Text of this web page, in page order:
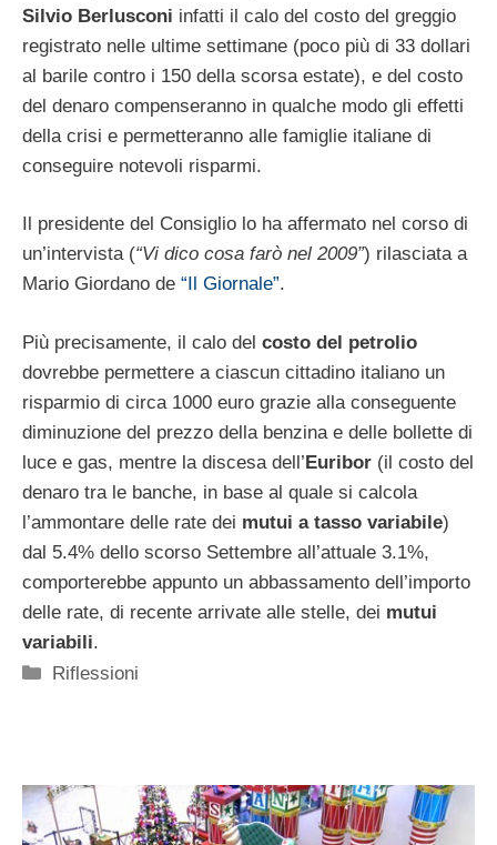
Silvio Berlusconi infatti il calo del costo del greggio
registrato nelle ultime settimane (poco più di 33 dollari
al barile contro i 150 della scorsa estate), e del costo
del denaro compenseranno in qualche modo gli effetti
della crisi e permetteranno alle famiglie italiane di
conseguire notevoli risparmi.
Il presidente del Consiglio lo ha affermato nel corso di
un’intervista (“Vi dico cosa farò nel 2009”) rilasciata a
Mario Giordano de “Il Giornale”.
Più precisamente, il calo del costo del petrolio
dovrebbe permettere a ciascun cittadino italiano un
risparmio di circa 1000 euro grazie alla conseguente
diminuzione del prezzo della benzina e delle bollette di
luce e gas, mentre la discesa dell’Euribor (il costo del
denaro tra le banche, in base al quale si calcola
l’ammontare delle rate dei mutui a tasso variabile)
dal 5.4% dello scorso Settembre all’attuale 3.1%,
comporterebbe appunto un abbassamento dell’importo
delle rate, di recente arrivate alle stelle, dei mutui
variabili.
Categorie
Riflessioni